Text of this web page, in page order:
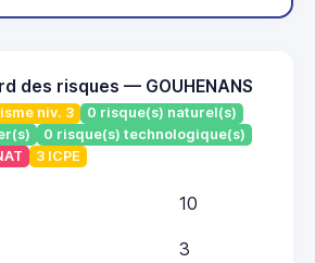
des risques — GOUHENANS
niv. 3
0 risque(s) naturel(s)
0 risque(s) technologique(s)
3 ICPE
10
3